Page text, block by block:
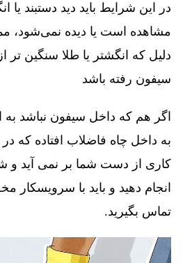
در این شرایط باید دید دستبند یا
مشاهده است یا دیده نمی‌شود،
دلیل که انگشتر یا طلا سنگین تر
سیفون رفته باشد
اگر هم که داخل سیفون نباشد
به داخل چاه فاضلاب افتاده که
کاری از دست شما بر نمی آید و
انجام دهید و باید با
تماس بگیرید.